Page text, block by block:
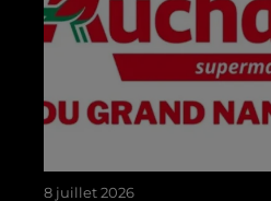
8 juillet 2026